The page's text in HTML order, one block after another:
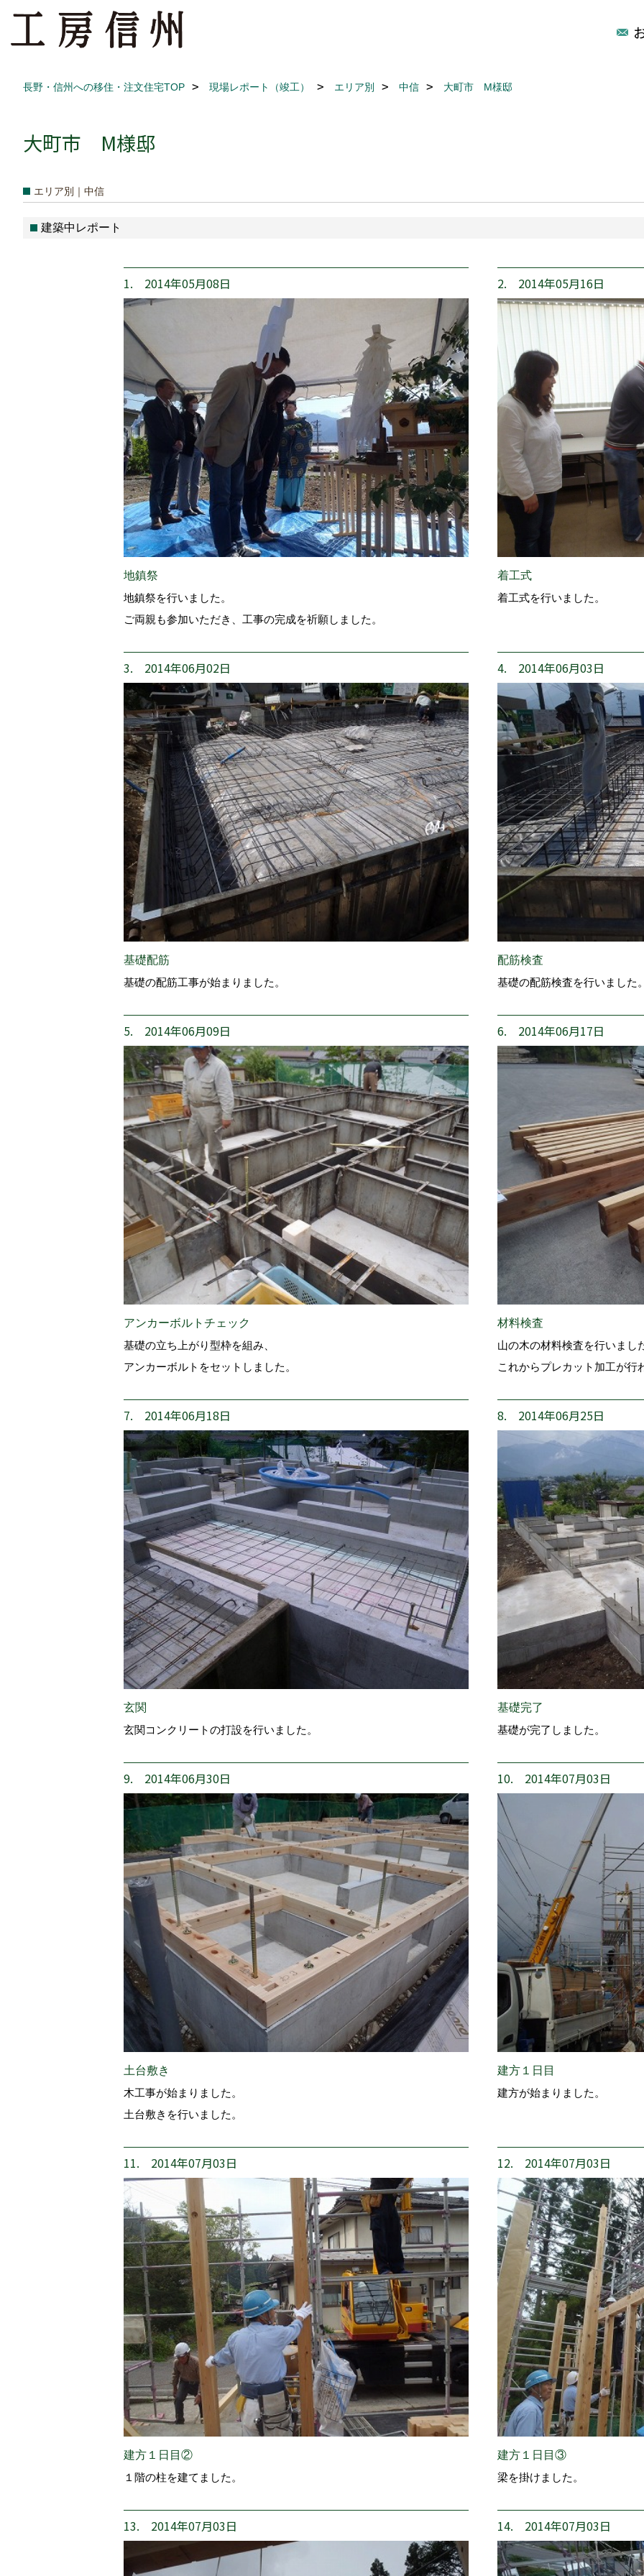
長野・信州への移住・注文住宅TOP 現場レポート（竣工） エリア別 中信 大町市 M様邸
大町市 M様邸
エリア別｜中信
建築中レポート
1. 2014年05月08日
地鎮祭
地鎮祭を行いました。
ご両親も参加いただき、工事の完成を祈願しました。
2. 2014年05月16日
着工式
着工式を行いました。
3. 2014年06月02日
基礎配筋
基礎の配筋工事が始まりました。
4. 2014年06月03日
配筋検査
基礎の配筋検査を行いました
5. 2014年06月09日
アンカーボルトチェック
基礎の立ち上がり型枠を組み、
アンカーボルトをセットしました。
6. 2014年06月17日
材料検査
山の木の材料検査を行いまし
これからプレカット加工が行
7. 2014年06月18日
玄関
玄関コンクリートの打設を行いました。
8. 2014年06月25日
基礎完了
基礎が完了しました。
9. 2014年06月30日
土台敷き
木工事が始まりました。
土台敷きを行いました。
10. 2014年07月03日
建方１日目
建方が始まりました。
11. 2014年07月03日
建方１日目②
１階の柱を建てました。
12. 2014年07月03日
建方１日目③
梁を掛けました。
13. 2014年07月03日 14. 2014年07月03日